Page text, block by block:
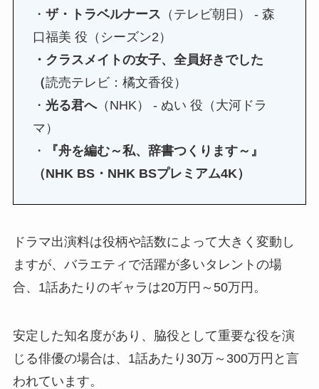
・ ザ・トラベルナース （テレビ朝日） - 森
口福美 役（シーズン2）
・クラスメイトの女子、全員好きでした
（読売テレビ：橘文香役）
・ 光る君へ（NHK） - ぬい 役（大河ドラ
マ）
・
『舟を編む～私、辞書つくります～』
（NHK BS・NHK BSプレミアム4K）
ドラマ出演料は役柄や話数によって大きく変動し
ますが、バラエティで活躍が多いタレントの場
合、1話あたりのギャラは20万円～50万円。
安定した知名度があり、脇役として重要な役を演
じる俳優の場合は、1話あたり30万～300万円と言
われています。